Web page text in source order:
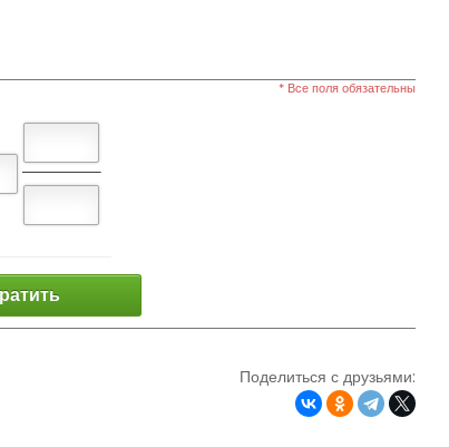
* Все поля обязательны
Поделиться с друзьями: